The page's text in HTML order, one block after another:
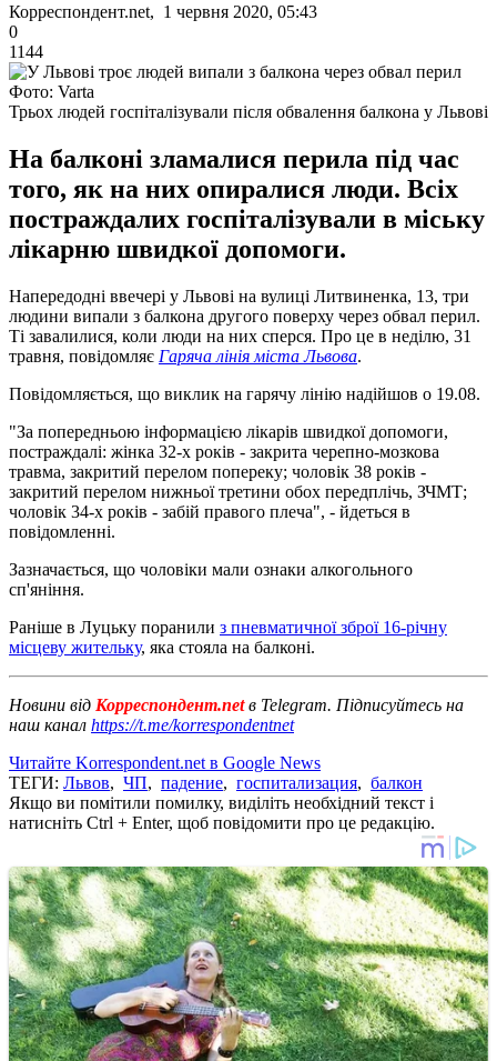
Корреспондент.net, 1 червня 2020, 05:43
0
1144
Фото: Varta
Трьох людей госпіталізували після обвалення балкона у Львові
На балконі зламалися перила під час
того, як на них опиралися люди. Всіх
постраждалих госпіталізували в міську
лікарню швидкої допомоги.
Напередодні ввечері у Львові на вулиці Литвиненка, 13, три
людини випали з балкона другого поверху через обвал перил.
Ті завалилися, коли люди на них сперся. Про це в неділю, 31
травня, повідомляє Гаряча лінія міста Львова.
Повідомляється, що виклик на гарячу лінію надійшов о 19.08.
"За попередньою інформацією лікарів швидкої допомоги,
постраждалі: жінка 32-х років - закрита черепно-мозкова
травма, закритий перелом попереку; чоловік 38 років -
закритий перелом нижньої третини обох передплічь, ЗЧМТ;
чоловік 34-х років - забій правого плеча", - йдеться в
повідомленні.
Зазначається, що чоловіки мали ознаки алкогольного
сп'яніння.
Раніше в Луцьку поранили з пневматичної зброї 16-річну
місцеву жительку, яка стояла на балконі.
Новини від Корреспондент.netв Telegram. Підписуйтесь на
наш канал https://t.me/korrespondentnet
Читайте Korrespondent.net в Google News
ТЕГИ: Львов, ЧП, падение, госпитализация, балкон
Якщо ви помітили помилку, виділіть необхідний текст і
натисніть Ctrl + Enter, щоб повідомити про це редакцію.